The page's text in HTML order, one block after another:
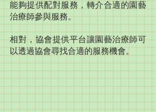
能夠提供配對服務，轉介合適的園藝
治療師參與服務​。
相對，協會提供平台讓園藝治療師可
以透過協會尋找合適的服務機會。